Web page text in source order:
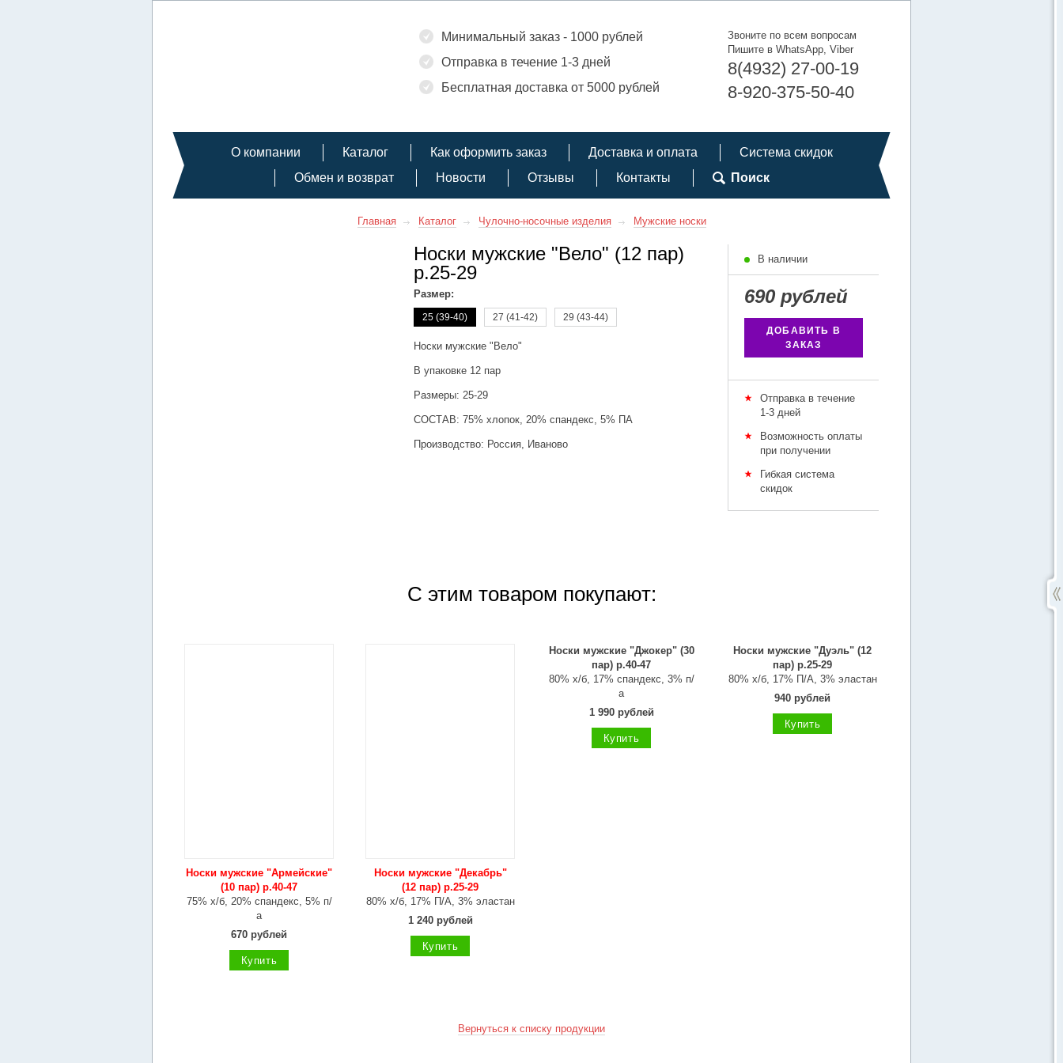
Минимальный заказ - 1000 рублей
Отправка в течение 1-3 дней
Бесплатная доставка от 5000 рублей
Звоните по всем вопросам
Пишите в WhatsApp, Viber
8(4932) 27-00-19
8-920-375-50-40
О компании Каталог Как оформить заказ Доставка и оплата
Система скидок
Обмен и возврат
Новости Отзывы Контакты Поиск
Главная Каталог Чулочно-носочные изделия Мужские носки
Носки мужские "Вело" (12 пар)
р.25-29
Размер:
25 (39-40) 27 (41-42) 29 (43-44)
Носки мужские "Вело"
В упаковке 12 пар
Размеры: 25-29
СОСТАВ: 75% хлопок, 20% спандекс, 5% ПА
Производство: Россия, Иваново
В наличии
690 рублей
ДОБАВИТЬ В
ЗАКАЗ
Отправка в течение
1-3 дней
Возможность оплаты
при получении
Гибкая система
скидок
С этим товаром покупают:
Носки мужские "Армейские"
(10 пар) р.40-47
75% х/б, 20% спандекс, 5% п/
а
670 рублей
Купить
Носки мужские "Декабрь"
(12 пар) р.25-29
80% х/б, 17% П/А, 3% эластан
1 240 рублей
Купить
Носки мужские "Джокер" (30
пар) р.40-47
80% х/б, 17% спандекс, 3% п/
а
1 990 рублей
Купить
Носки мужские "Дуэль" (12
пар) р.25-29
80% х/б, 17% П/А, 3% эластан
940 рублей
Купить
Вернуться к списку продукции